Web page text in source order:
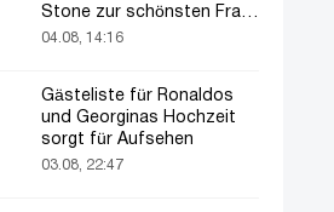
Stone zur schönsten Frau
der Welt gekürt
04.08, 14:16
Gästeliste für Ronaldos
und Georginas Hochzeit
sorgt für Aufsehen
03.08, 22:47